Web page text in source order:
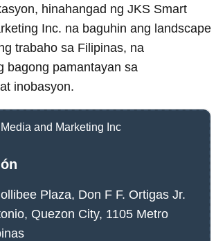
hinahangad ng JKS Smart
Inc. na baguhin ang landscape
trabaho sa Filipinas, na
bagong pamantayan sa
inobasyon.
Plaza, Don F F. Ortigas Jr.
Quezon City, 1105 Metro